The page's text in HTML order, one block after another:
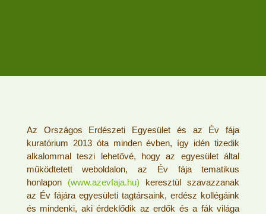
Az Országos Erdészeti Egyesület és az Év fája
kuratórium 2013 óta minden évben, így idén tizedik
alkalommal teszi lehetővé, hogy az egyesület által
működtetett weboldalon, az Év fája tematikus
honlapon (www.azevfaja.hu) keresztül szavazzanak
az Év fájára egyesületi tagtársaink, erdész kollégáink
és mindenki, aki érdeklődik az erdők és a fák világa